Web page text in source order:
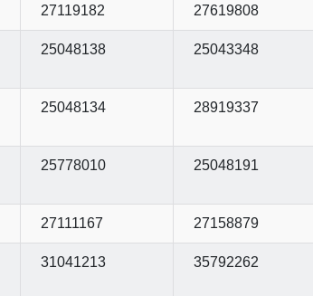
27119182 27619808
25048138 25043348
25048134 28919337
25778010 25048191
27111167 27158879
31041213 35792262